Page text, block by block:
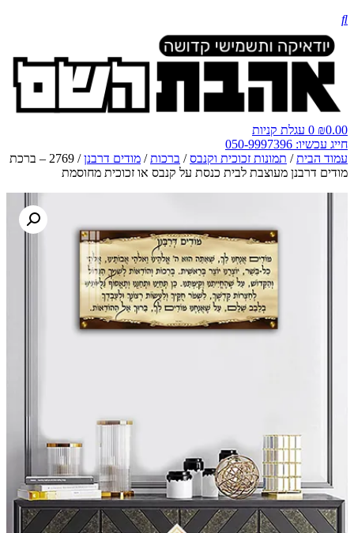
₪0.00
0 עגלת קניות
חייג עכשיו: 050-9997396
עמוד הבית/ תמונות זכוכית וקנבס/ ברכות/ מודים דרבנן
/ 2769 – ברכת
מודים דרבנן מעוצבת לבית כנסת על קנבס או זכוכית מחוסמת